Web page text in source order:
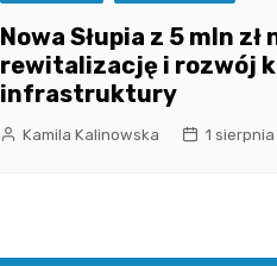
Nowa Słupia z 5 mln zł
rewitalizację i rozwój
infrastruktury
Kamila Kalinowska 1